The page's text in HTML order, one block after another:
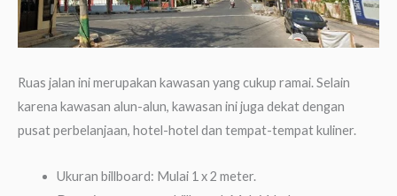
Ruas jalan ini merupakan kawasan yang cukup ramai. Selain
karena kawasan alun-alun, kawasan ini juga dekat dengan
pusat perbelanjaan, hotel-hotel dan tempat-tempat kuliner.
Ukuran billboard: Mulai 1 x 2 meter.